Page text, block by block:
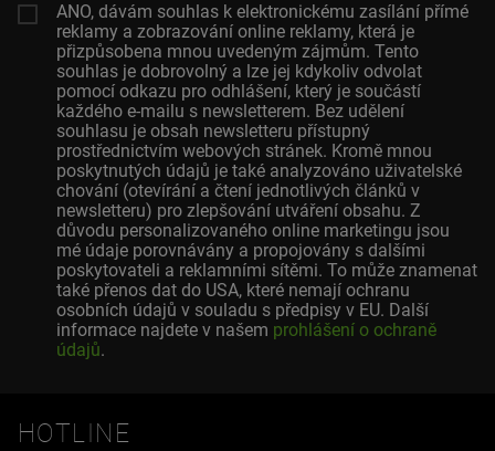
ANO, dávám souhlas k elektronickému zasílání přímé
reklamy a zobrazování online reklamy, která je
přizpůsobena mnou uvedeným zájmům. Tento
souhlas je dobrovolný a lze jej kdykoliv odvolat
pomocí odkazu pro odhlášení, který je součástí
každého e-mailu s newsletterem. Bez udělení
souhlasu je obsah newsletteru přístupný
prostřednictvím webových stránek. Kromě mnou
poskytnutých údajů je také analyzováno uživatelské
chování (otevírání a čtení jednotlivých článků v
newsletteru) pro zlepšování utváření obsahu. Z
důvodu personalizovaného online marketingu jsou
mé údaje porovnávány a propojovány s dalšími
poskytovateli a reklamními sítěmi. To může znamenat
také přenos dat do USA, které nemají ochranu
osobních údajů v souladu s předpisy v EU. Další
informace najdete v našem prohlášení o ochraně
údajů.
HOTLINE